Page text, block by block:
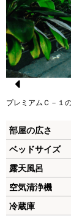
Pr
vi
o
u
s
プレミアムＣ－１
部屋の広さ
ベッドサイズ
露天風呂
空気清浄機
冷蔵庫